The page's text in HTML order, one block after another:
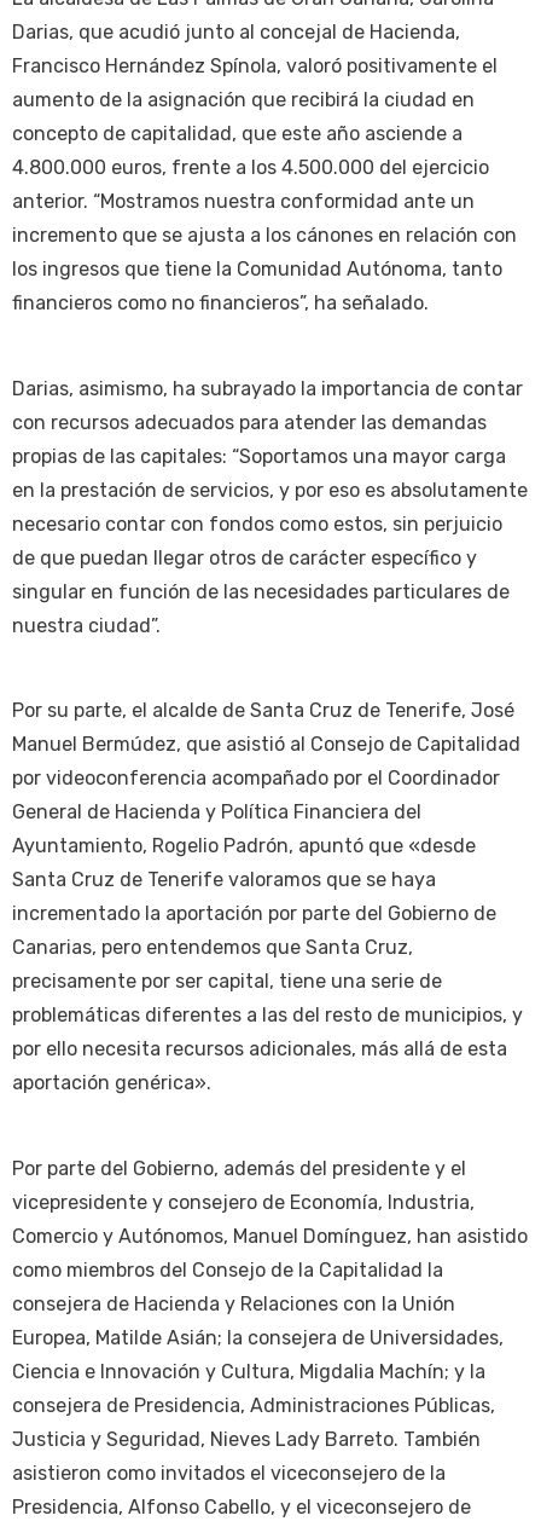
Darias, que acudió junto al concejal de Hacienda,
Francisco Hernández Spínola, valoró positivamente el
aumento de la asignación que recibirá la ciudad en
concepto de capitalidad, que este año asciende a
4.800.000 euros, frente a los 4.500.000 del ejercicio
anterior. “Mostramos nuestra conformidad ante un
incremento que se ajusta a los cánones en relación con
los ingresos que tiene la Comunidad Autónoma, tanto
financieros como no financieros”, ha señalado.
Darias, asimismo, ha subrayado la importancia de contar
con recursos adecuados para atender las demandas
propias de las capitales: “Soportamos una mayor carga
en la prestación de servicios, y por eso es absolutamente
necesario contar con fondos como estos, sin perjuicio
de que puedan llegar otros de carácter específico y
singular en función de las necesidades particulares de
nuestra ciudad”.
Por su parte, el alcalde de Santa Cruz de Tenerife, José
Manuel Bermúdez, que asistió al Consejo de Capitalidad
por videoconferencia acompañado por el Coordinador
General de Hacienda y Política Financiera del
Ayuntamiento, Rogelio Padrón, apuntó que «desde
Santa Cruz de Tenerife valoramos que se haya
incrementado la aportación por parte del Gobierno de
Canarias, pero entendemos que Santa Cruz,
precisamente por ser capital, tiene una serie de
problemáticas diferentes a las del resto de municipios, y
por ello necesita recursos adicionales, más allá de esta
aportación genérica».
Por parte del Gobierno, además del presidente y el
vicepresidente y consejero de Economía, Industria,
Comercio y Autónomos, Manuel Domínguez, han asistido
como miembros del Consejo de la Capitalidad la
consejera de Hacienda y Relaciones con la Unión
Europea, Matilde Asián; la consejera de Universidades,
Ciencia e Innovación y Cultura, Migdalia Machín; y la
consejera de Presidencia, Administraciones Públicas,
Justicia y Seguridad, Nieves Lady Barreto. También
asistieron como invitados el viceconsejero de la
Presidencia, Alfonso Cabello, y el viceconsejero de